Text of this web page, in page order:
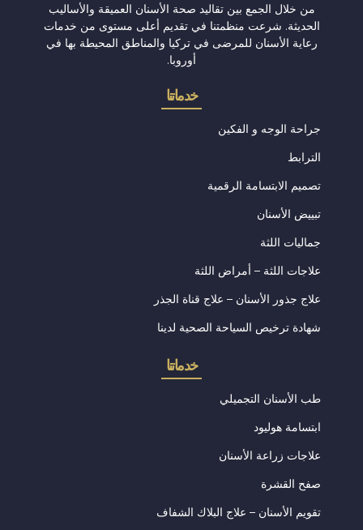
من خلال الجمع بين تقاليد صحة الأسنان العميقة والأساليب
الحديثة. شرعت منظمتنا في تقديم أعلى مستوى من خدمات
رعاية الأسنان للمرضى في تركيا والمناطق المحيطة بها في
أوروبا.
خدماتنا
جراحة الوجه و الفكين
الترابط
تصميم الابتسامة الرقمية
تبييض الأسنان
جماليات اللثة
علاجات اللثة – أمراض اللثة
علاج جذور الأسنان – علاج قناة الجذر
شهادة ترخيص السياحة الصحية لدينا
خدماتنا
طب الأسنان التجميلي
ابتسامة هوليود
علاجات زراعة الأسنان
صفح القشرة
تقويم الأسنان – علاج البلاك الشفاف